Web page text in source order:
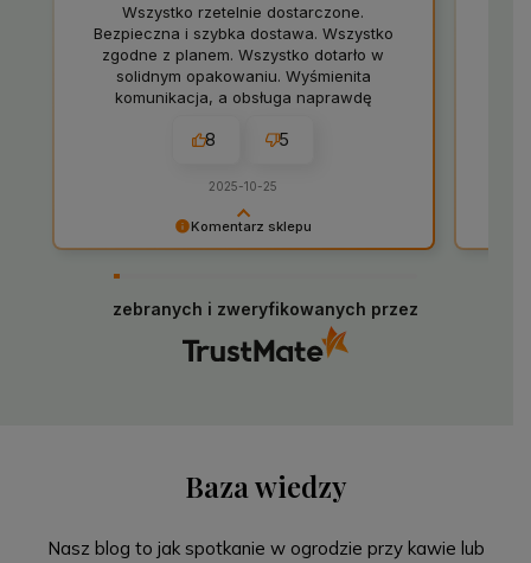
Komentarz sklepu
klientów takich jak Ty i jesteśmy zadowoleni, że
nam się udało. Mamy nadzieję, że do nas wrócisz
Wszystko rzetelnie dostarczone.
Bezpieczna i szybka dostawa. Wszystko
zgodne z planem. Wszystko dotarło w
solidnym opakowaniu. Wyśmienita
komunikacja, a obsługa naprawdę
8 5
2025-10-25
zebranych i zweryfikowanych przez
Baza wiedzy
Nasz blog to jak spotkanie w ogrodzie przy kawie lub